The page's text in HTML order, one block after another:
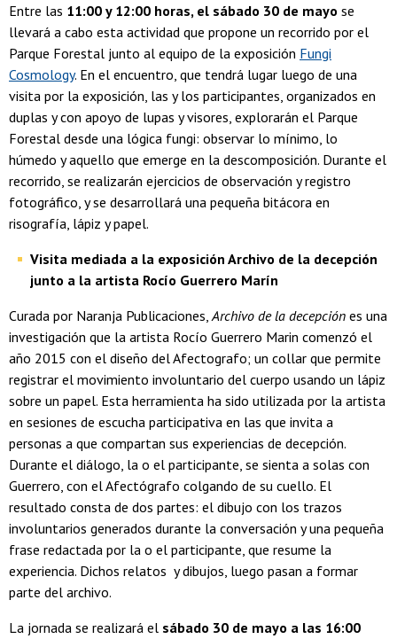
Entre las 11:00 y 12:00 horas, el sábado 30 de mayo se
llevará a cabo esta actividad que propone un recorrido por el
Parque Forestal junto al equipo de la exposición Fungi
Cosmology. En el encuentro, que tendrá lugar luego de una
visita por la exposición, las y los participantes, organizados en
duplas y con apoyo de lupas y visores, explorarán el Parque
Forestal desde una lógica fungi: observar lo mínimo, lo
húmedo y aquello que emerge en la descomposición. Durante el
recorrido, se realizarán ejercicios de observación y registro
fotográfico, y se desarrollará una pequeña bitácora en
risografía, lápiz y papel.
Visita mediada a la exposición Archivo de la decepción
junto a la artista Rocío Guerrero Marín
Curada por Naranja Publicaciones, Archivo de la decepción es una
investigación que la artista Rocío Guerrero Marin comenzó el
año 2015 con el diseño del Afectografo; un collar que permite
registrar el movimiento involuntario del cuerpo usando un lápiz
sobre un papel. Esta herramienta ha sido utilizada por la artista
en sesiones de escucha participativa en las que invita a
personas a que compartan sus experiencias de decepción.
Durante el diálogo, la o el participante, se sienta a solas con
Guerrero, con el Afectógrafo colgando de su cuello. El
resultado consta de dos partes: el dibujo con los trazos
involuntarios generados durante la conversación y una pequeña
frase redactada por la o el participante, que resume la
experiencia. Dichos relatos y dibujos, luego pasan a formar
parte del archivo.
La jornada se realizará el sábado 30 de mayo a las 16:00